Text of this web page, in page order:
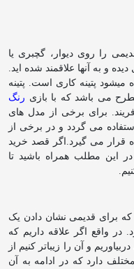
را روی دیوار، گچبری یا
و به آن‏ها علاقمند شده ‏اید.
می‏شود پتینه کاری است. پتینه
می باشد که با بازی رنگ
برای برخی از مدل های
می گردد و در برخی از
قرار می گیرد.اگر قصد خرید
در این مطلب همراه باشید تا
که برای قدیمی نشان دادن یک
در واقع اگر علاقه داریم که
و آن را زیباتر کنیم از
مختلف دارد که در ادامه به آن